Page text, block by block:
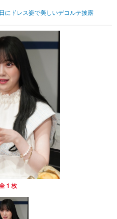
その他
にドレス姿で美しいデコルテ披露
1 枚